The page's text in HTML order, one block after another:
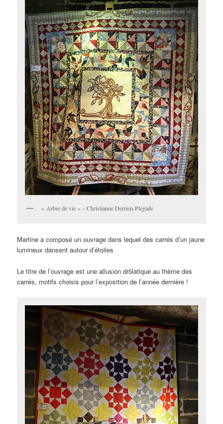
« Arbre de vie » – Christianne Derrien-Plegade
Martine a composé un ouvrage dans lequel des carrés d’un jaune
lumineux dansent autour d’étoiles
Le titre de l’ouvrage est une allusion drôlatique au thème des
carrés, motifs choisis pour l’exposition de l’année dernière !